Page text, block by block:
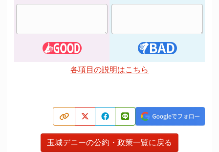
各項目の説明はこちら
玉城デニーの公約・政策一覧に戻る